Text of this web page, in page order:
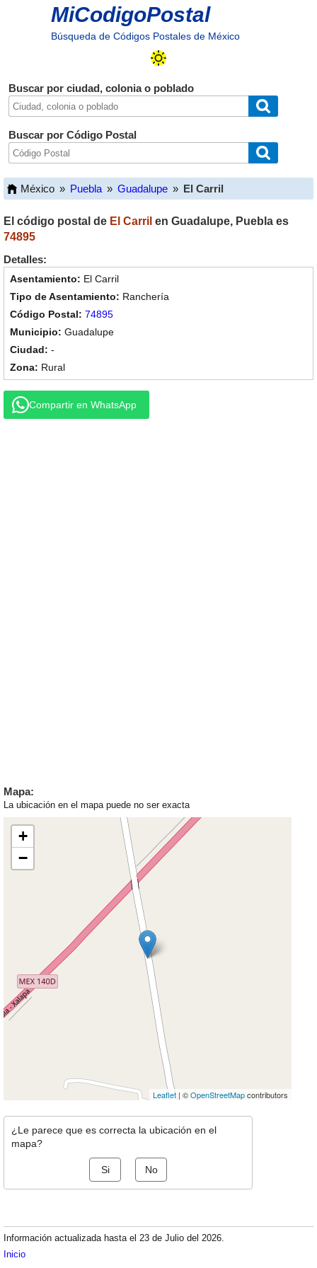
MiCodigoPostal
Búsqueda de Códigos Postales de México
Buscar por ciudad, colonia o poblado
Buscar por Código Postal
México » Puebla » Guadalupe » El Carril
El código postal de El Carril en Guadalupe, Puebla es
74895
Detalles:
El Carril
Ranchería
74895
Guadalupe
-
Rural
Compartir en WhatsApp
Mapa:
La ubicación en el mapa puede no ser exacta
+
−
Leaflet | ©OpenStreetMapcontributors
¿Le parece que es correcta la ubicación en el
mapa?
Si No
Información actualizada hasta el 23 de Julio del 2026.
Inicio